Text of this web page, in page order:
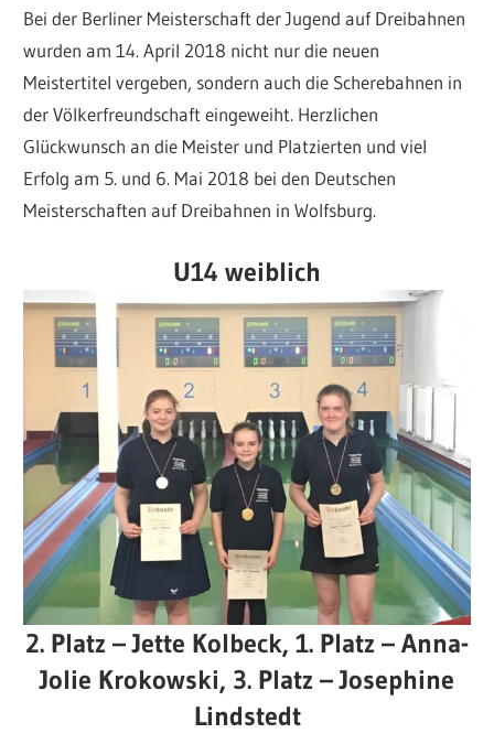
Bei der Berliner Meisterschaft der Jugend auf Dreibahnen
wurden am 14. April 2018 nicht nur die neuen
Meistertitel vergeben, sondern auch die Scherebahnen in
der Völkerfreundschaft eingeweiht. Herzlichen
Glückwunsch an die Meister und Platzierten und viel
Erfolg am 5. und 6. Mai 2018 bei den Deutschen
Meisterschaften auf Dreibahnen in Wolfsburg.
U14 weiblich
2. Platz – Jette Kolbeck, 1. Platz – Anna-
Jolie Krokowski, 3. Platz – Josephine
Lindstedt